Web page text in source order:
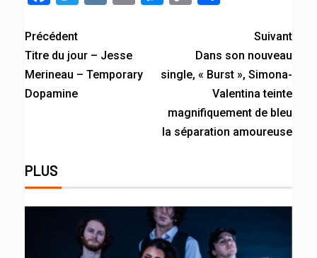
Précédent
Titre du jour – Jesse
Merineau – Temporary
Dopamine
Suivant
Dans son nouveau
single, « Burst », Simona-
Valentina teinte
magnifiquement de bleu
la séparation amoureuse
PLUS